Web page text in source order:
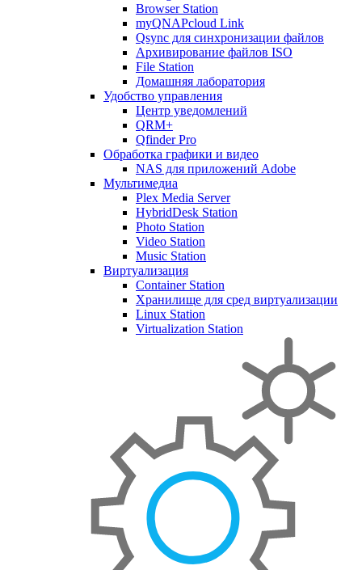
Browser Station
myQNAPcloud Link
Qsync для синхронизации файлов
Архивирование файлов ISO
File Station
Домашняя лаборатория
Удобство управления
Центр уведомлений
QRM+
Qfinder Pro
Обработка графики и видео
NAS для приложений Adobe
Мультимедиа
Plex Media Server
HybridDesk Station
Photo Station
Video Station
Music Station
Виртуализация
Container Station
Хранилище для сред виртуализации
Linux Station
Virtualization Station